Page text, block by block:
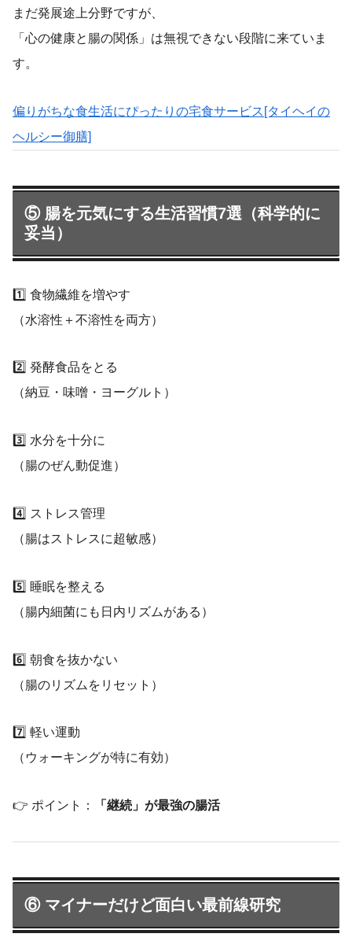
まだ発展途上分野ですが、
「心の健康と腸の関係」は無視できない段階に来ていま
す。
偏りがちな食生活にぴったりの宅食サービス[タイヘイの
ヘルシー御膳]
⑤ 腸を元気にする生活習慣7選（科学的に
妥当）
1️⃣ 食物繊維を増やす
（水溶性＋不溶性を両方）
2️⃣ 発酵食品をとる
（納豆・味噌・ヨーグルト）
3️⃣ 水分を十分に
（腸のぜん動促進）
4️⃣ ストレス管理
（腸はストレスに超敏感）
5️⃣ 睡眠を整える
（腸内細菌にも日内リズムがある）
6️⃣ 朝食を抜かない
（腸のリズムをリセット）
7️⃣ 軽い運動
（ウォーキングが特に有効）
👉 ポイント： 「継続」が最強の腸活
⑥ マイナーだけど面白い最前線研究